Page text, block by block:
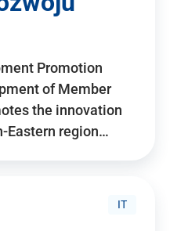
Promotion
of Member
the innovation
Eastern region…
IT